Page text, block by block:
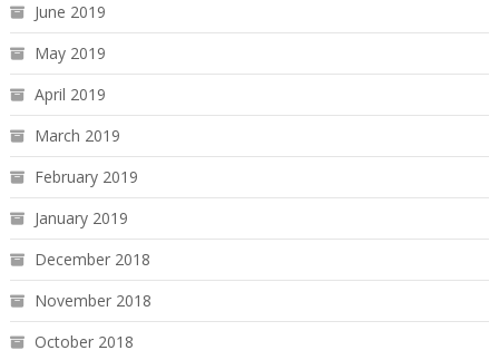
June 2019
May 2019
April 2019
March 2019
February 2019
January 2019
December 2018
November 2018
October 2018